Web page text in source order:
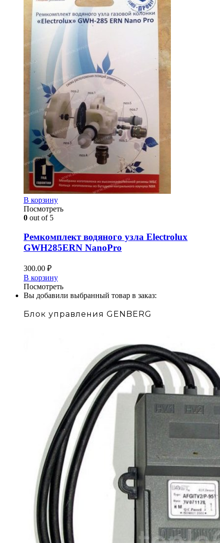
В корзину
Посмотреть
0 out of 5
Ремкомплект водяного узла Electrolux
GWH285ERN NanoPro
300.00 ₽
В корзину
Посмотреть
Вы добавили выбранный товар в заказ:
Блок управления GENBERG